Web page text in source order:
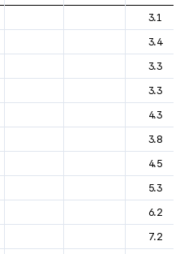
, 강수, 바람, 기압등을 안내한 표입
3.1
3.4
3.3
3.3
4.3
3.8
4.5
5.3
6.2
7.2